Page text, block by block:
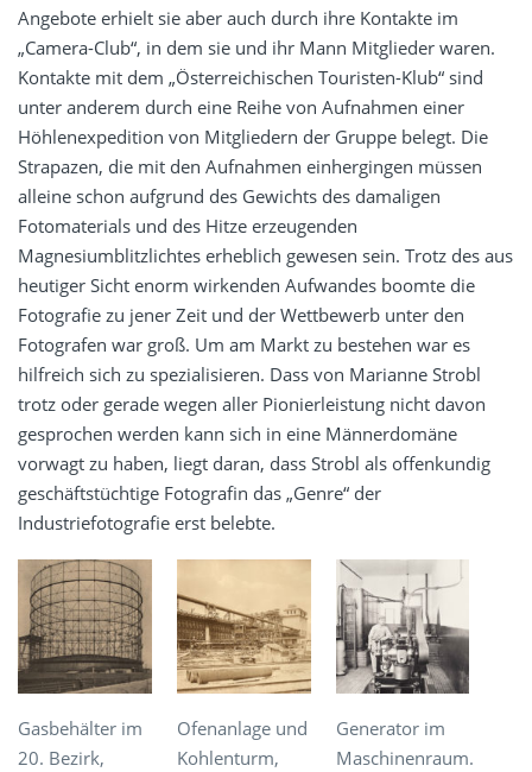
Angebote erhielt sie aber auch durch ihre Kontakte im
„Camera-Club“, in dem sie und ihr Mann Mitglieder waren.
Kontakte mit dem „Österreichischen Touristen-Klub“ sind
unter anderem durch eine Reihe von Aufnahmen einer
Höhlenexpedition von Mitgliedern der Gruppe belegt. Die
Strapazen, die mit den Aufnahmen einhergingen müssen
alleine schon aufgrund des Gewichts des damaligen
Fotomaterials und des Hitze erzeugenden
Magnesiumblitzlichtes erheblich gewesen sein. Trotz des aus
heutiger Sicht enorm wirkenden Aufwandes boomte die
Fotografie zu jener Zeit und der Wettbewerb unter den
Fotografen war groß. Um am Markt zu bestehen war es
hilfreich sich zu spezialisieren. Dass von Marianne Strobl
trotz oder gerade wegen aller Pionierleistung nicht davon
gesprochen werden kann sich in eine Männerdomäne
vorwagt zu haben, liegt daran, dass Strobl als offenkundig
geschäftstüchtige Fotografin das „Genre“ der
Industriefotografie erst belebte.
Gasbehälter im
20. Bezirk,
Ofenanlage und
Kohlenturm,
Generator im
Maschinenraum.